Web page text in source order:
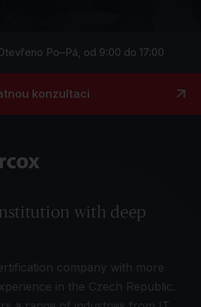
Po–Pá, od 9:00 do 17:00
konzultaci
with deep
company with more
in the Czech Republic.